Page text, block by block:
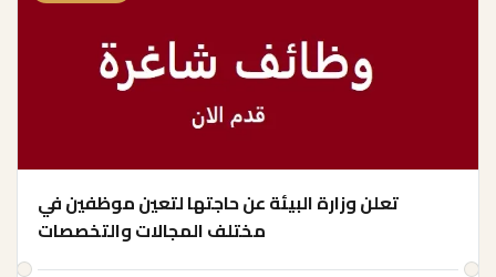
تعلن وزارة البيئة عن حاجتها لتعين موظفين في
مختلف المجالات والتخصصات